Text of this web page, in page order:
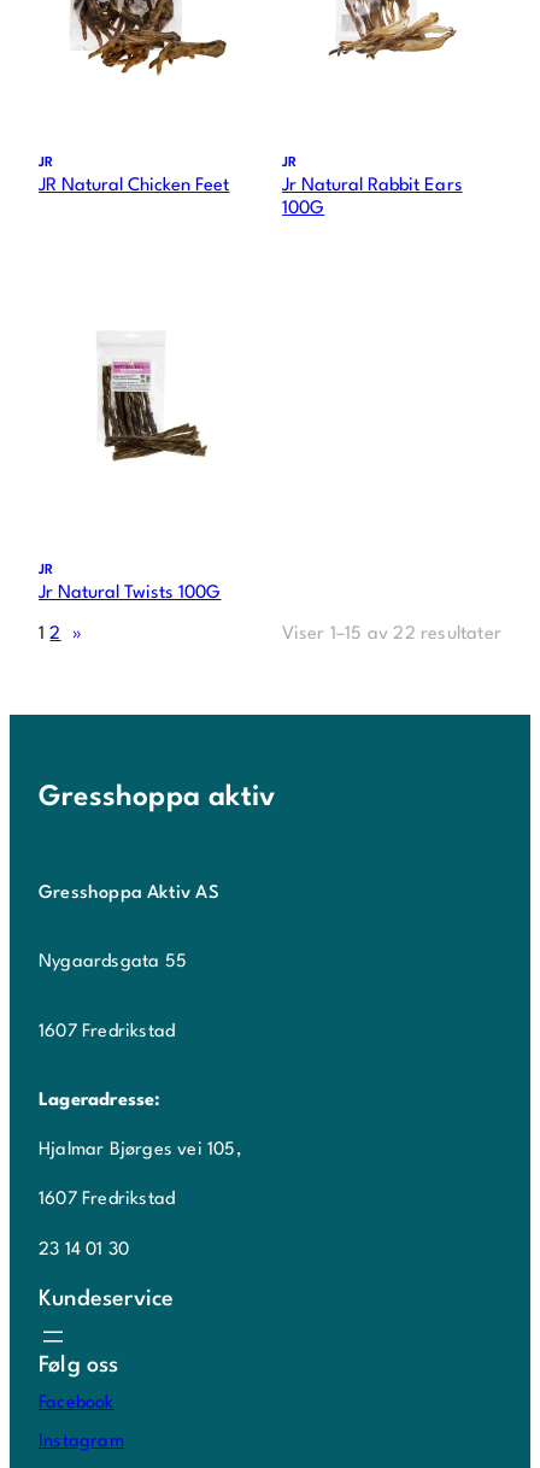
JR
JR Natural Chicken Feet
JR
Jr Natural Rabbit Ears
100G
JR
Jr Natural Twists 100G
1 2 » Viser 1–15 av 22 resultater
Gresshoppa aktiv
Gresshoppa Aktiv AS
Nygaardsgata 55
1607 Fredrikstad
Lageradresse:
Hjalmar Bjørges vei 105,
1607 Fredrikstad
23 14 01 30
Kundeservice
Følg oss
Facebook
Instagram